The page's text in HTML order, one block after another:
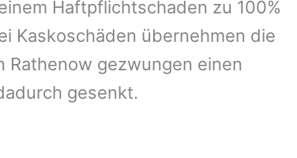
Haftpflichtschaden zu 100%
Kaskoschäden übernehmen die
Rathenow gezwungen einen
gesenkt.